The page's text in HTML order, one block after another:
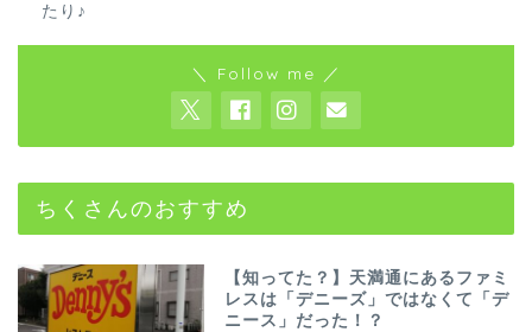
たり♪
＼ Follow me ／
ちくさんのおすすめ
【知ってた？】天満通にあるファミ
レスは「デニーズ」ではなくて「デ
ニース」だった！？